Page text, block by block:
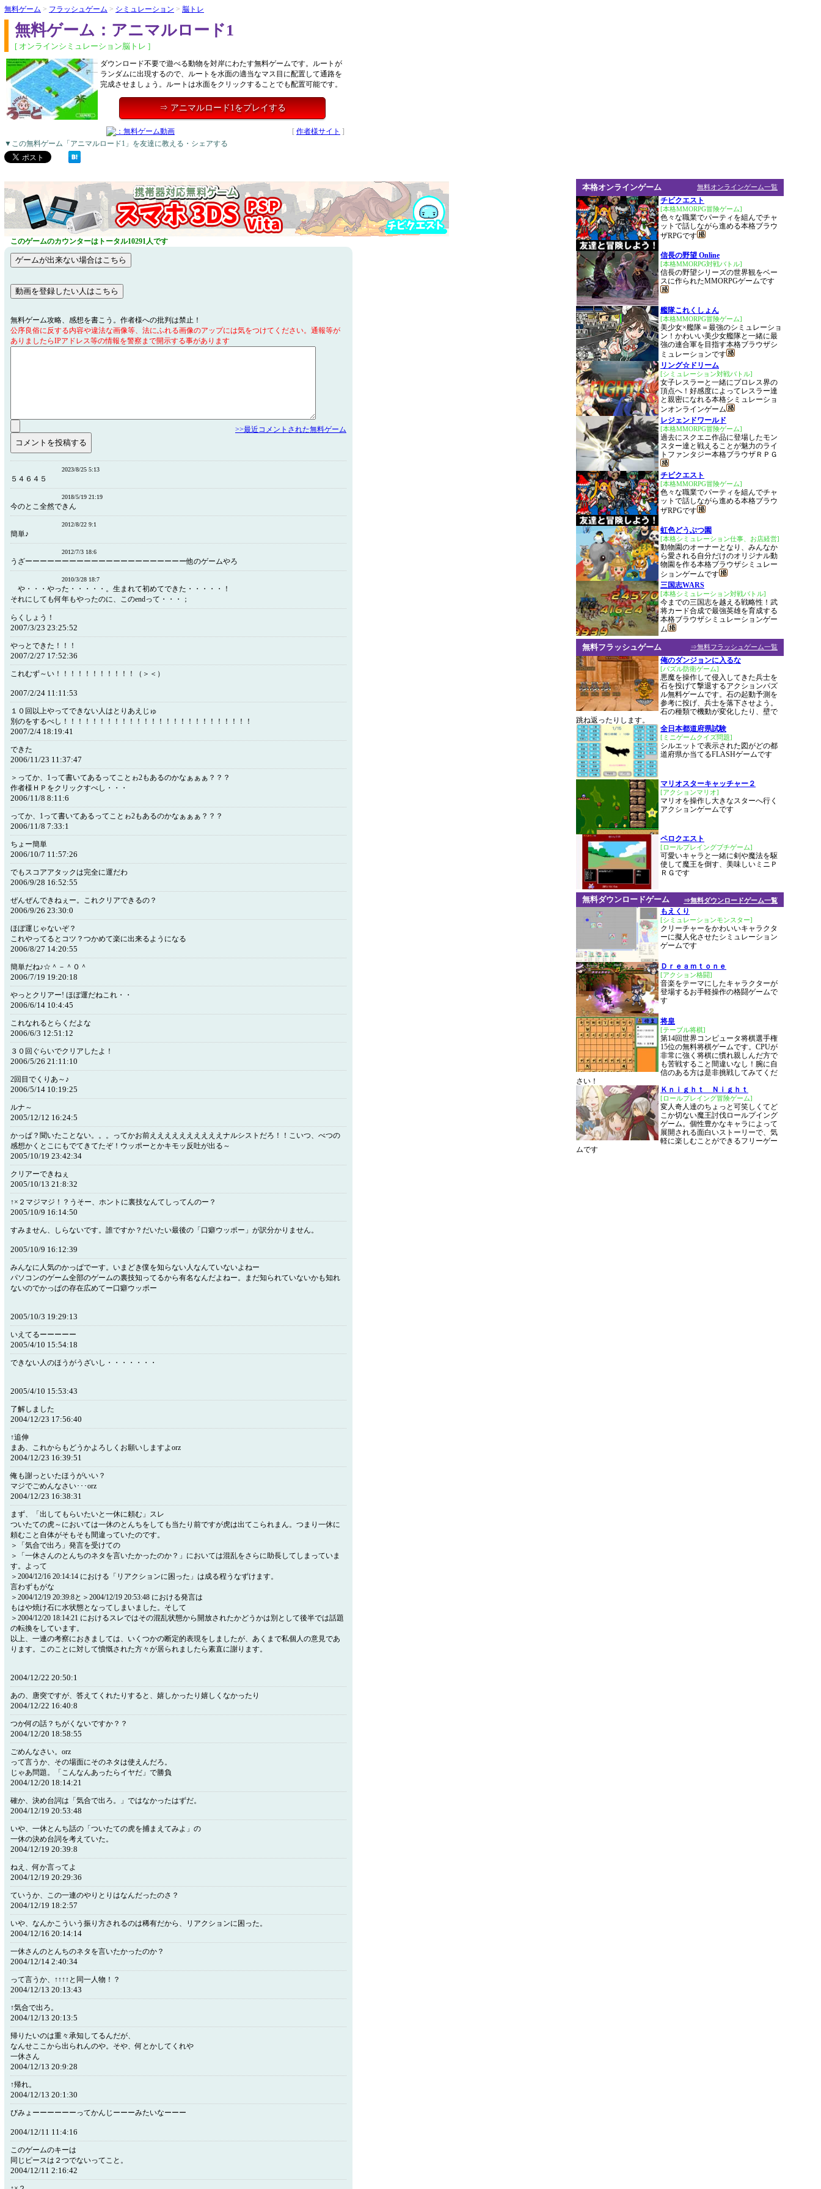
無料ゲーム > フラッシュゲーム > シミュレーション > 脳トレ
無料ゲーム：アニマルロード1
[ オンラインシミュレーション脳トレ ]
ダウンロード不要で遊べる動物を対岸にわたす無料ゲームです。ルートが
ランダムに出現するので、ルートを水面の適当なマス目に配置して通路を
完成させましょう。ルートは水面をクリックすることでも配置可能です。
⇒ アニマルロード1をプレイする
[ 作者様サイト ]
▼この無料ゲーム「アニマルロード1」を友達に教える・シェアする
このゲームのカウンターはトータル10291人です
無料ゲーム攻略、感想を書こう。作者様への批判は禁止！
公序良俗に反する内容や違法な画像等、法にふれる画像のアップには気をつけてください。通報等が
ありましたらIPアドレス等の情報を警察まで開示する事があります
>>最近コメントされた無料ゲーム
2023/8/25 5:13
５４６４５
2018/5/19 21:19
今のとこ全然できん
2012/8/22 9:1
簡単♪
2012/7/3 18:6
うざーーーーーーーーーーーーーーーーーーーーーー他のゲームやろ
2010/3/28 18:7
や・・・やった・・・・・。生まれて初めてできた・・・・・！
それにしても何年もやったのに、このendって・・・；
らくしょう！
2007/3/23 23:25:52
やっとできた！！！
2007/2/27 17:52:36
これむず～い！！！！！！！！！！！（＞＜）
2007/2/24 11:11:53
１０回以上やってできない人はとりあえじゅ
別のをするべし！！！！！！！！！！！！！！！！！！！！！！！！！！
2007/2/4 18:19:41
できた
2006/11/23 11:37:47
＞ってか、1って書いてあるってことゎ2もあるのかなぁぁぁ？？？
作者様ＨＰをクリックすべし・・・
2006/11/8 8:11:6
ってか、1って書いてあるってことゎ2もあるのかなぁぁぁ？？？
2006/11/8 7:33:1
ちょー簡単
2006/10/7 11:57:26
でもスコアアタックは完全に運だわ
2006/9/28 16:52:55
ぜんぜんできねぇー。これクリアできるの？
2006/9/26 23:30:0
ほぼ運じゃないぞ？
これやってるとコツ？つかめて楽に出来るようになる
2006/8/27 14:20:55
簡単だね♪☆＾－＾０＾
2006/7/19 19:20:18
やっとクリアー! ほぼ運だねこれ・・
2006/6/14 10:4:45
これなれるとらくだよな
2006/6/3 12:51:12
３０回ぐらいでクリアしたよ！
2006/5/26 21:11:10
2回目でくりあ～♪
2006/5/14 10:19:25
ルナ～
2005/12/12 16:24:5
かっぱ？聞いたことない。。。ってかお前ええええええええええナルシストだろ！！こいつ、べつの
感想かくとこにもでてきてたぞ！ウッポーとかキモッ反吐が出る～
2005/10/19 23:42:34
クリアーできねぇ
2005/10/13 21:8:32
↑×２マジマジ！？うそー、ホントに裏技なんてしってんのー？
2005/10/9 16:14:50
すみません、しらないです。誰ですか？だいたい最後の「口癖ウッポー」が訳分かりません。
2005/10/9 16:12:39
みんなに人気のかっぱでーす。いまどき僕を知らない人なんていないよねー
パソコンのゲーム全部のゲームの裏技知ってるから有名なんだよねー。まだ知られていないかも知れ
ないのでかっぱの存在広めてー口癖ウッポー
2005/10/3 19:29:13
いえてるーーーーー
2005/4/10 15:54:18
できない人のほうがうざいし・・・・・・・
2005/4/10 15:53:43
了解しました
2004/12/23 17:56:40
↑追伸
まあ、これからもどうかよろしくお願いしますよorz
2004/12/23 16:39:51
俺も謝っといたほうがいい？
マジでごめんなさい･･･orz
2004/12/23 16:38:31
まず、「出してもらいたいと一休に頼む」スレ
ついたての虎～においては一休のとんちをしても当たり前ですが虎は出てこられまん。つまり一休に
頼むこと自体がそもそも間違っていたのです。
＞「気合で出ろ」発言を受けての
＞「一休さんのとんちのネタを言いたかったのか？」においては混乱をさらに助長してしまっていま
す。よって
＞2004/12/16 20:14:14 における「リアクションに困った」は成る程うなずけます。
言わずもがな
＞2004/12/19 20:39:8と＞2004/12/19 20:53:48 における発言は
もはや焼け石に水状態となってしまいました。そして
＞2004/12/20 18:14:21 におけるスレではその混乱状態から開放されたかどうかは別として後半では話題
の転換をしています。
以上、一連の考察におきましては、いくつかの断定的表現をしましたが、あくまで私個人の意見であ
ります。このことに対して憤慨された方々が居られましたら素直に謝ります。
2004/12/22 20:50:1
あの、唐突ですが、答えてくれたりすると、嬉しかったり嬉しくなかったり
2004/12/22 16:40:8
つか何の話？ちがくないですか？？
2004/12/20 18:58:55
ごめんなさい。orz
って言うか、その場面にそのネタは使えんだろ。
じゃあ問題。「こんなんあったらイヤだ」で勝負
2004/12/20 18:14:21
確か、決め台詞は「気合で出ろ。」ではなかったはずだ。
2004/12/19 20:53:48
いや、一休とんち話の「ついたての虎を捕まえてみよ」の
一休の決め台詞を考えていた。
2004/12/19 20:39:8
ねえ、何か言ってよ
2004/12/19 20:29:36
ていうか、この一連のやりとりはなんだったのさ？
2004/12/19 18:2:57
いや、なんかこういう振り方されるのは稀有だから、リアクションに困った。
2004/12/16 20:14:14
一休さんのとんちのネタを言いたかったのか？
2004/12/14 2:40:34
って言うか、↑↑↑↑と同一人物！？
2004/12/13 20:13:43
↑気合で出ろ。
2004/12/13 20:13:5
帰りたいのは重々承知してるんだが、
なんせここから出られんのや。そや、何とかしてくれや
一休さん
2004/12/13 20:9:28
↑帰れ。
2004/12/13 20:1:30
びみょーーーーーーってかんじーーーみたいなーーー
2004/12/11 11:4:16
このゲームのキーは
同じピースは２つでないってこと。
2004/12/11 2:16:42
無料オンラインゲーム一覧
本格オンラインゲーム
チビクエスト
[本格MMORPG冒険ゲーム]
色々な職業でパーティを組んでチャ
ットで話しながら進める本格ブラウ
ザRPGです
信長の野望 Online
[本格MMORPG対戦バトル]
信長の野望シリーズの世界観をベー
スに作られたMMORPGゲームです
艦隊これくしょん
[本格MMORPG冒険ゲーム]
美少女×艦隊＝最強のシミュレーショ
ン！かわいい美少女艦隊と一緒に最
強の連合軍を目指す本格ブラウザシ
ミュレーションです
リング☆ドリーム
[シミュレーション対戦バトル]
女子レスラーと一緒にプロレス界の
頂点へ！好感度によってレスラー達
と親密になれる本格シミュレーショ
ンオンラインゲーム
レジェンドワールド
[本格MMORPG冒険ゲーム]
過去にスクエニ作品に登場したモン
スター達と戦えることが魅力のライ
トファンタジー本格ブラウザＲＰＧ
チビクエスト
[本格MMORPG冒険ゲーム]
色々な職業でパーティを組んでチャ
ットで話しながら進める本格ブラウ
ザRPGです
虹色どうぶつ園
[本格シミュレーション仕事、お店経営]
動物園のオーナーとなり、みんなか
ら愛される自分だけのオリジナル動
物園を作る本格ブラウザシミュレー
ションゲームです
三国志WARS
[本格シミュレーション対戦バトル]
今までの三国志を越える戦略性！武
将カード合成で最強英雄を育成する
本格ブラウザシミュレーションゲー
ム
⇒無料フラッシュゲーム一覧
無料フラッシュゲーム
俺のダンジョンに入るな
[パズル防衛ゲーム]
悪魔を操作して侵入してきた兵士を
石を投げて撃退するアクションパズ
ル無料ゲームです。石の起動予測を
参考に投げ、兵士を落下させよう。
石の種類で機動が変化したり、壁で
跳ね返ったりします。
全日本都道府県試験
[ミニゲームクイズ問題]
シルエットで表示された図がどの都
道府県か当てるFLASHゲームです
マリオスターキャッチャー２
[アクションマリオ]
マリオを操作し大きなスターへ行く
アクションゲームです
ペロクエスト
[ロールプレイングプチゲーム]
可愛いキャラと一緒に剣や魔法を駆
使して魔王を倒す、美味しいミニＰ
ＲＧです
⇒無料ダウンロードゲーム一覧
無料ダウンロードゲーム
もえくり
[シミュレーションモンスター]
クリーチャーをかわいいキャラクタ
ーに擬人化させたシミュレーション
ゲームです
Ｄｒｅａｍｔｏｎｅ
[アクション格闘]
音楽をテーマにしたキャラクターが
登場するお手軽操作の格闘ゲームで
す
将皇
[テーブル将棋]
第14回世界コンピュータ将棋選手権
15位の無料将棋ゲームです。CPUが
非常に強く将棋に慣れ親しんだ方で
も苦戦すること間違いなし！腕に自
信のある方は是非挑戦してみてくだ
さい！
Ｋｎｉｇｈｔ Ｎｉｇｈｔ
[ロールプレイング冒険ゲーム]
変人奇人達のちょっと可笑しくてど
こか切ない魔王討伐ロールプイング
ゲーム。個性豊かなキャラによって
展開される面白いストーリーで、気
軽に楽しむことができるフリーゲー
ムです